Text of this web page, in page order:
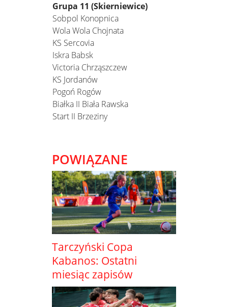
Grupa 11 (Skierniewice)
Sobpol Konopnica
Wola Wola Chojnata
KS Sercovia
Iskra Babsk
Victoria Chrząszczew
KS Jordanów
Pogoń Rogów
Białka II Biała Rawska
Start II Brzeziny
POWIĄZANE
Tarczyński Copa
Kabanos: Ostatni
miesiąc zapisów